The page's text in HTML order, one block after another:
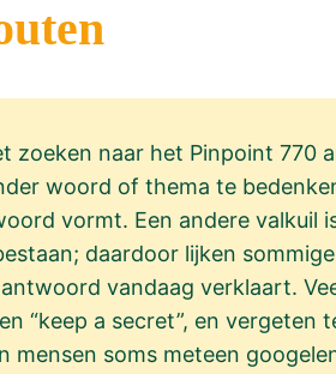
zoeken naar het Pinpoint 770
woord of thema te
vormt. Een andere valkuil
daardoor lijken
vandaag verklaart.
“keep a secret”, en
mensen soms meteen